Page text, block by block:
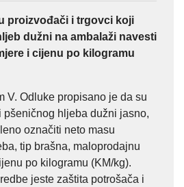
proizvođači i trgovci koji
dužni na ambalaži navesti
i cijenu po kilogramu
V. Odluke propisano je da su
pšeničnog hljeba dužni jasno,
označiti neto masu
tip brašna, maloprodajnu
po kilogramu (KM/kg).
jeste zaštita potrošača i